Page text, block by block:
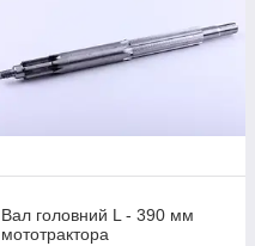
Вал головний L - 390 мм
мототрактора